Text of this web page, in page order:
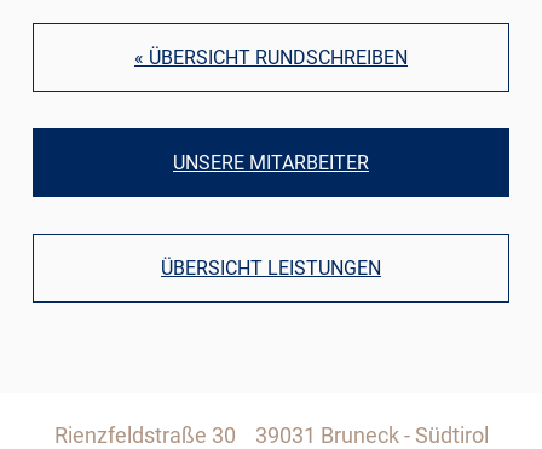
« ÜBERSICHT RUNDSCHREIBEN
UNSERE MITARBEITER
ÜBERSICHT LEISTUNGEN
Rienzfeldstraße 30 39031 Bruneck - Südtirol